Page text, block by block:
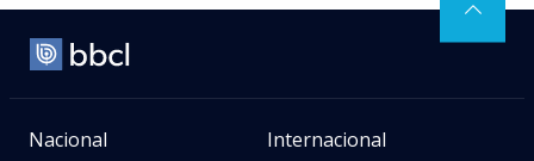
Nacional Internacional